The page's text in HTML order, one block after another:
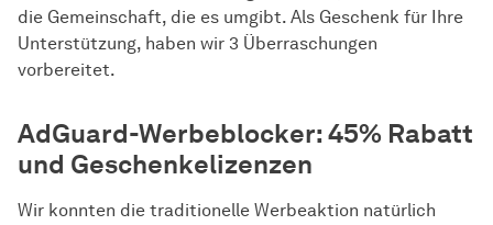
die Gemeinschaft, die es umgibt. Als Geschenk für Ihre
Unterstützung, haben wir 3 Überraschungen
vorbereitet.
AdGuard-Werbeblocker: 45% Rabatt
und Geschenkelizenzen
Wir konnten die traditionelle Werbeaktion natürlich